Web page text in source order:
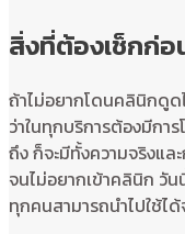
สิ่งที่ต้องเช็กก่
ถ้าไม่อยากโดนคลินิกดู
ว่าในทุกบริการต้องมีก
ถึง ก็จะมีทั้งความจริงแ
จนไม่อยากเข้าคลินิก วั
ทุกคนสามารถนำไปใช้ได้